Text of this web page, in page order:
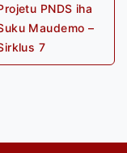
Next
post:
PNDS iha
Maudemo –
7